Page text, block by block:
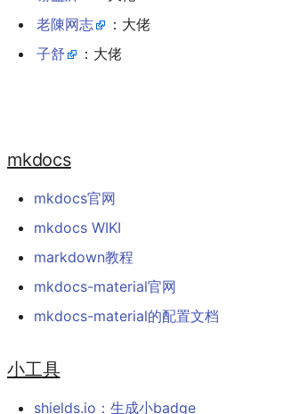
老陳网志
：大佬
子舒
：大佬
mkdocs
mkdocs官网
mkdocs WIKI
markdown教程
mkdocs-material官网
mkdocs-material的配置文档
小工具
shields.io：生成小badge